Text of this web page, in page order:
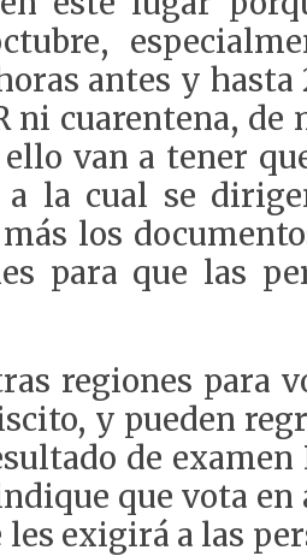
antes y hasta
cuarentena, de
van a tener
la cual se
los
para que las
regiones para
y pueden
de examen
que vota en
exigirá a las